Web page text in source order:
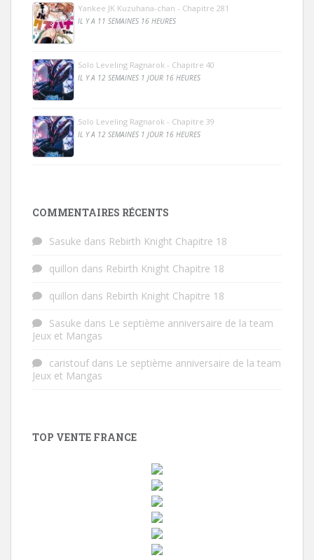
Yankee JK Kuzuhana-chan - Chapitre 281
IL Y A 11 SEMAINES 16 HEURES
Solo Leveling Ragnarok - Chapitre 40
IL Y A 12 SEMAINES 1 JOUR 16 HEURES
Solo Leveling Ragnarok - Chapitre 39
IL Y A 12 SEMAINES 1 JOUR 16 HEURES
COMMENTAIRES RÉCENTS
Sasuke dans Rebirth Knight Chapitre 18
quillon dans Rebirth Knight Chapitre 18
quillon dans Rebirth Knight Chapitre 18
Sasuke dans Le septième anniversaire de la team
Jeux et Mangas
caristoufdans Le septième anniversaire de la team
Jeux et Mangas
TOP VENTE FRANCE